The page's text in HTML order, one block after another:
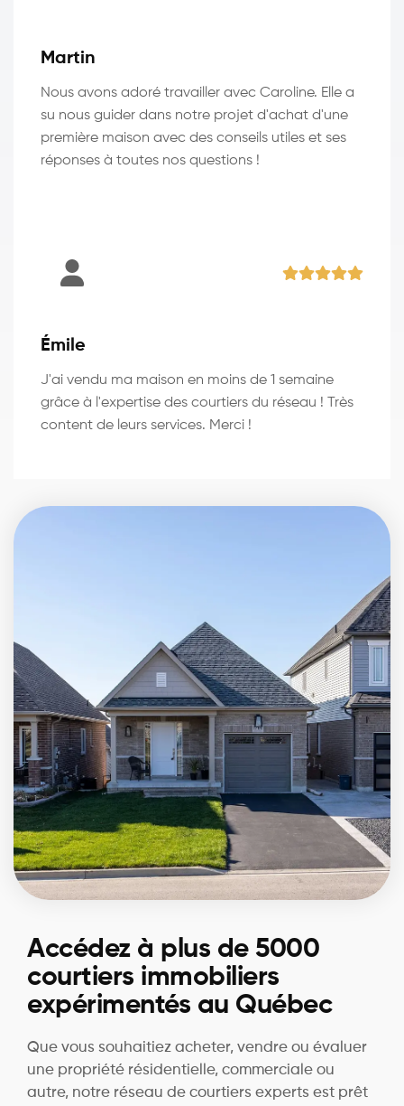
Martin
Nous avons adoré travailler avec Caroline. Elle a
su nous guider dans notre projet d'achat d'une
première maison avec des conseils utiles et ses
réponses à toutes nos questions !
Émile
J'ai vendu ma maison en moins de 1 semaine
grâce à l'expertise des courtiers du réseau ! Très
content de leurs services. Merci !
Accédez à plus de 5000
courtiers immobiliers
expérimentés au Québec
Que vous souhaitiez acheter, vendre ou évaluer
une propriété résidentielle, commerciale ou
autre, notre réseau de courtiers experts est prêt